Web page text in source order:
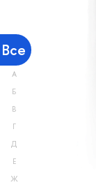
Все
А
Б
В
Г
Д
Е
Ж